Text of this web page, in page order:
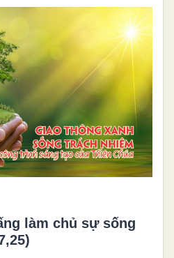
làm chủ sự sống